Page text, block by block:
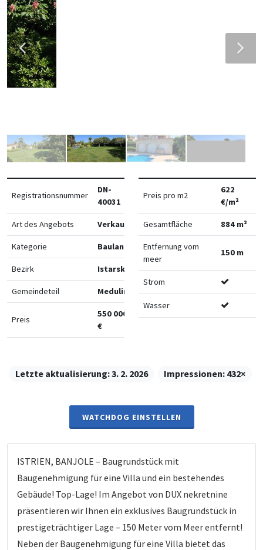
Registrationsnummer
DN-
40031
Art des Angebots Verkauf
Kategorie Bauland
Bezirk Istarska
Gemeindeteil Medulin
Preis
550 000
€
Preis pro m2
622
€/m²
Gesamtfläche 884 m²
Entfernung vom
meer
150 m
Strom
Wasser
Letzte aktualisierung:3. 2. 2026 Impressionen: 432×
WATCHDOG EINSTELLEN
ISTRIEN, BANJOLE – Baugrundstück mit
Baugenehmigung für eine Villa und ein bestehendes
Gebäude! Top-Lage! Im Angebot von DUX nekretnine
präsentieren wir Ihnen ein exklusives Baugrundstück in
prestigeträchtiger Lage – 150 Meter vom Meer entfernt!
Neben der Baugenehmigung für eine Villa bietet das